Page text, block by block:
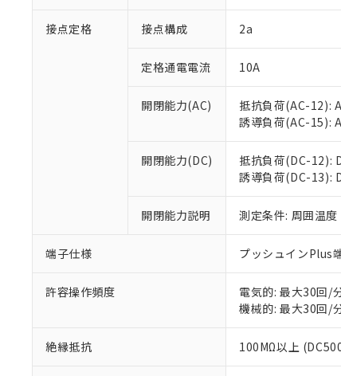
接点定格 接点構成 2a
定格通電電流 10A
開閉能力(AC)
抵抗負荷(AC-12):
誘導負荷(AC-15):
開閉能力(DC)
抵抗負荷(DC-12):
誘導負荷(DC-13):
開閉能力説明 測定条件: 周囲温
端子仕様 プッシュインPlus
許容操作頻度
電気的: 最大30回/
機械的: 最大30回/
絶縁抵抗 100MΩ以上
当社制御
のであり
当社販売
オムロン
在庫状況
マイパー
ている必
お客様が
が、当社
さい。
※当社の
フタル酸エステル
※2 対応予定
部品在庫の切
※3 非含有証
下記の非含有
51物質の非含
※本証明書は発
また、RoHS指
混在すること
既に当社にて
り割愛しており
Cr(Ⅵ)(六価クロム) :
DBP(フタル酸ジブ
DEHP(フタル酸ビ
※2 環境保護
「ｅ」：有害
「10」：通常
味します。
などの必
ます。
置等に一
当社は、
また当社
たしません
△ 一定
機器
白